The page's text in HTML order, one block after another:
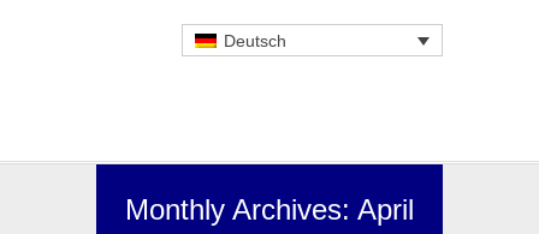
Deutsch
Monthly Archives: April